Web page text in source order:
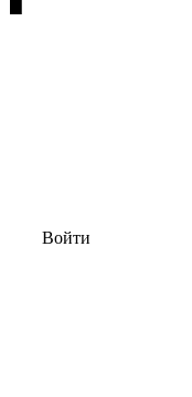
Войти